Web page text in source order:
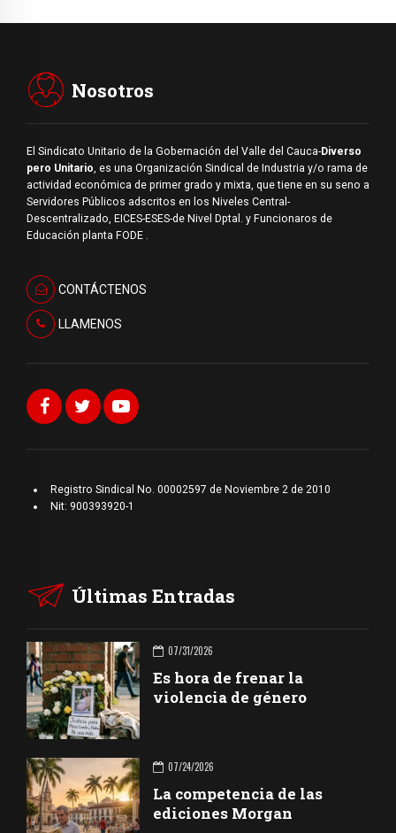
Nosotros
El Sindicato Unitario de la Gobernación del Valle del Cauca-Diverso
pero Unitario , es una Organización Sindical de Industria y/o rama de
actividad económica de primer grado y mixta, que tiene en su seno a
Servidores Públicos adscritos en los Niveles Central-
Descentralizado, EICES-ESES-de Nivel Dptal. y Funcionaros de
Educación planta FODE .
CONTÁCTENOS
LLAMENOS
Registro Sindical No. 00002597 de Noviembre 2 de 2010
Nit: 900393920-1
Últimas Entradas
07/31/2026
Es hora de frenar la
violencia de género
07/24/2026
La competencia de las
ediciones Morgan